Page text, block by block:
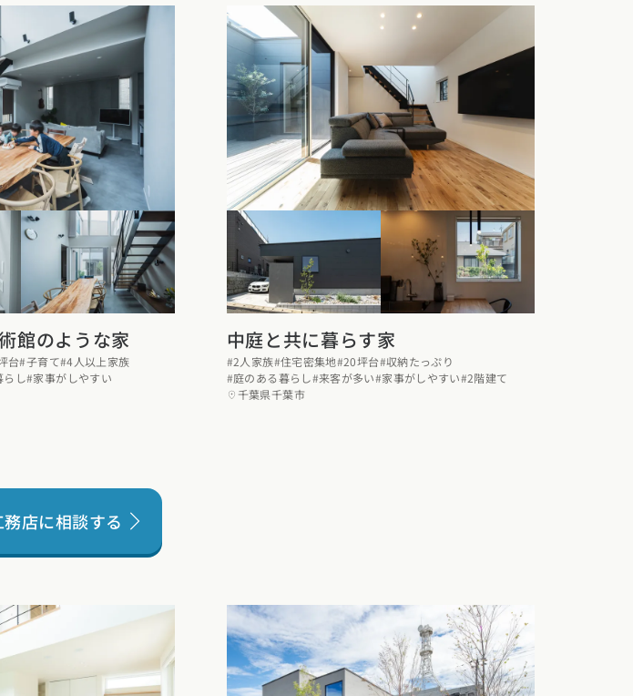
沖縄県
館のような家
台#子育て#4人以上家族
らし#家事がしやすい
中庭と共に暮らす家
#2人家族#住宅密集地#20坪台#収納たっぷり
#庭のある暮らし#来客が多い#家事がしやすい#2階建て
千葉県千葉市
店に相談する
秋田県 (5)山形県 (8)福島県 (4)